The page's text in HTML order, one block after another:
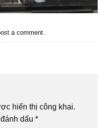
a comment.
hiển thị công khai.
dấu *